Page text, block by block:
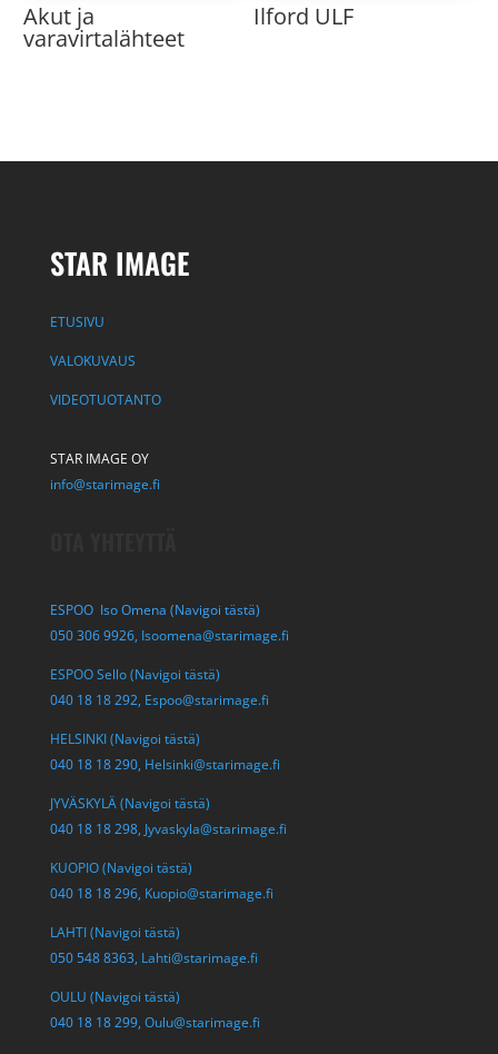
Akut ja
varavirtalähteet
Ilford ULF
STAR IMAGE
ETUSIVU
VALOKUVAUS
VIDEOTUOTANTO
STAR IMAGE OY
info@starimage.fi
ESPOO Iso Omena (Navigoi tästä)
050 306 9926, Isoomena@starimage.fi
ESPOO Sello (Navigoi tästä)
040 18 18 292, Espoo@starimage.fi
HELSINKI (Navigoi tästä)
040 18 18 290, Helsinki@starimage.fi
JYVÄSKYLÄ (Navigoi tästä)
040 18 18 298, Jyvaskyla@starimage.fi
KUOPIO (Navigoi tästä)
040 18 18 296, Kuopio@starimage.fi
LAHTI (Navigoi tästä)
050 548 8363, Lahti@starimage.fi
OULU (Navigoi tästä)
040 18 18 299, Oulu@starimage.fi